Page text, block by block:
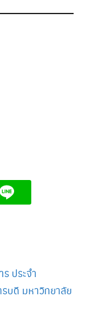
ประจำ
บดี มหาวิทยาลัย